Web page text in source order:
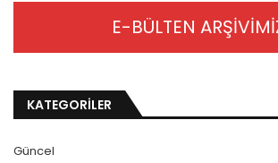
E-BÜLTEN
KATEGORİLER
Güncel